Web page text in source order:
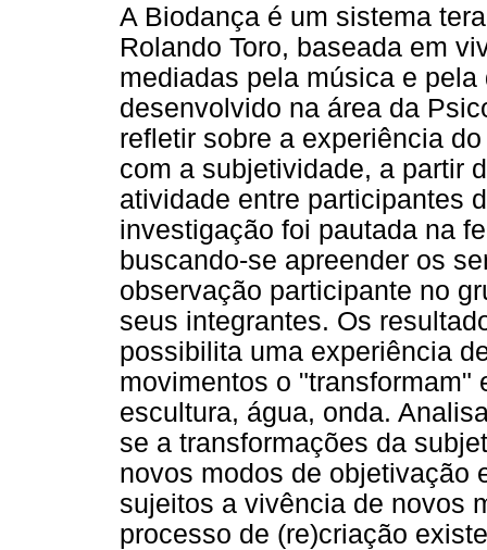
A Biodança é um sistema
Rolando Toro, baseada em
mediadas pela música e
desenvolvido na área da
refletir sobre a experiência
com a subjetividade, a partir
atividade entre participantes
investigação foi pautada na
buscando-se apreender os
observação participante no
seus integrantes. Os
possibilita uma experiência
movimentos o "transformam"
escultura, água, onda.
se a transformações da
novos modos de objetivação
sujeitos a vivência de novos
processo de (re)criação